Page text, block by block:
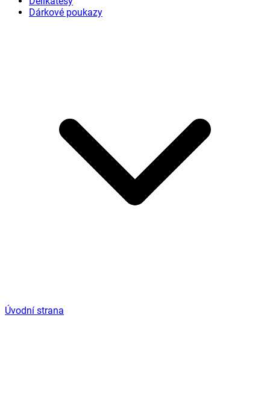
Dárkové poukazy
Úvodní strana